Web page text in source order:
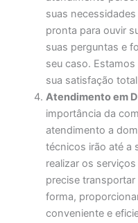
suas
pronta para ouvir
suas perguntas e
seu caso.
sua satisfação
Atendimento em
importância da
atendimento a
técnicos irão até a
realizar os
precise
forma,
conveniente e